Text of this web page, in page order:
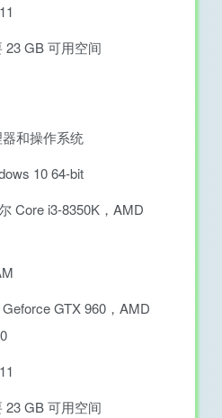
11
23 GB 可用空间
和操作系统
10 64-bit
Core i3-8350K，AMD
GTX 960，AMD
11
23 GB 可用空间